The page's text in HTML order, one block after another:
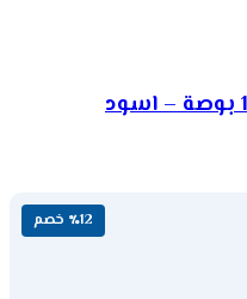
٪12 خصم